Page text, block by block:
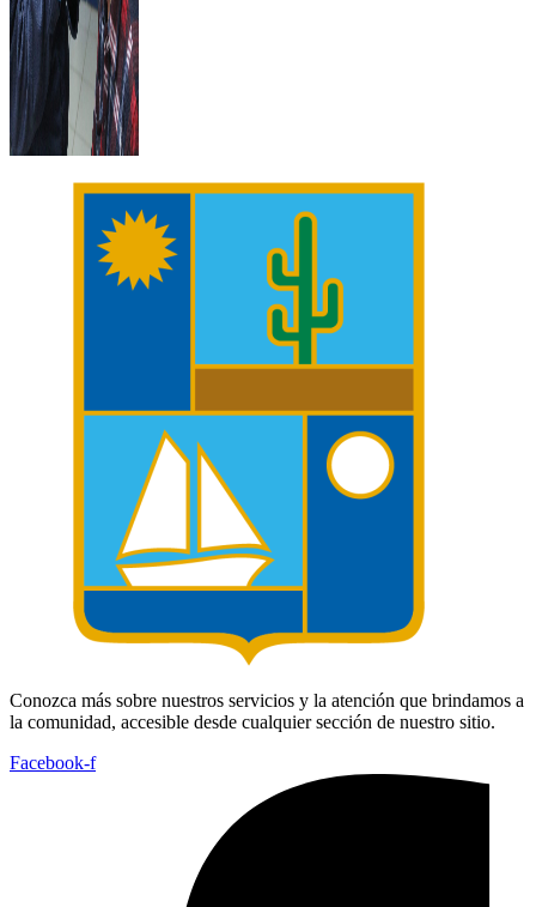
Conozca más sobre nuestros servicios y la atención que brindamos a
la comunidad, accesible desde cualquier sección de nuestro sitio.
Facebook-f